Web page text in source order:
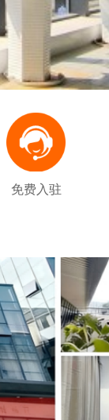
免费入驻